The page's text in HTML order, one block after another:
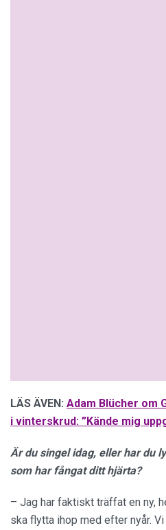
LÄS ÄVEN: Adam Blücher om
i vinterskrud: ”Kände mig
Är du singel idag, eller har du
som har fångat ditt hjärta?
– Jag har faktiskt träffat en ny,
ska flytta ihop med efter nyår.